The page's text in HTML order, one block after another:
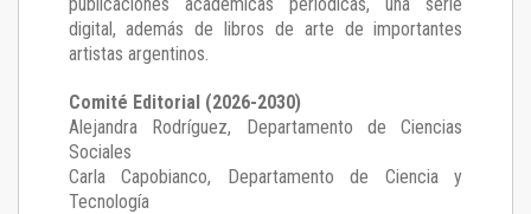
digital, además de libros de arte de importantes
artistas argentinos.
Comité Editorial (2026-2030)
Alejandra Rodríguez, Departamento de Ciencias
Sociales
Carla Capobianco, Departamento de Ciencia y
Tecnología